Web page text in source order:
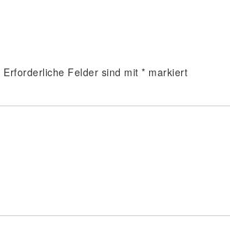
Erforderliche Felder sind mit * markiert